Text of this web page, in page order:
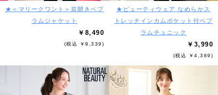
★＜マリークワント＞前開きペプ
ラムジャケット
￥8,490
(税込 ￥9,339)
★ビューティウェア なめらかス
トレッチインカムポケット付ペプ
ラムチュニック
￥3,990
(税込 ￥4,389)